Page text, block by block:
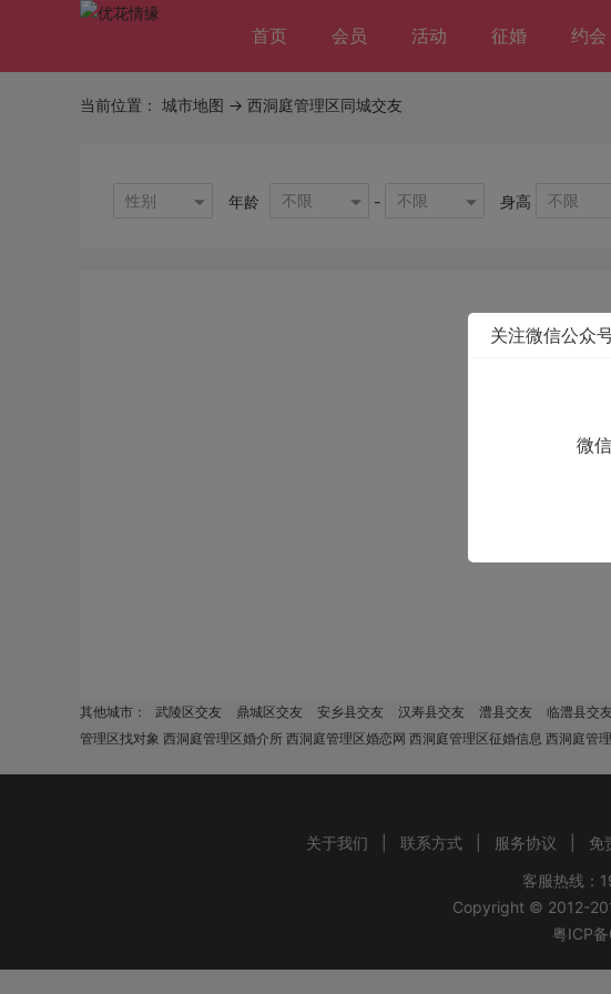
首页 会员 活动 征婚 约会
当前位置： 城市地图 -> 西洞庭管理区同城交友
性别 年龄 不限 - 不限 身高 不限
其他城市： 武陵区交友 鼎城区交友 安乡县交友 汉寿县交友 澧县交友 临澧县交友
管理区找对象 西洞庭管理区婚介所 西洞庭管理区婚恋网 西洞庭管理区征婚信息 西洞庭管
关于我们 联系方式 服务协议 免
客服热线：
Copyright © 2012-
粤ICP
关注微信公众
微